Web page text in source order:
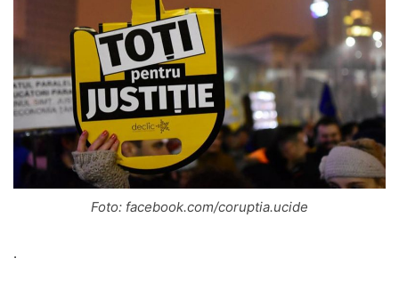
Foto: facebook.com/coruptia.ucide
.